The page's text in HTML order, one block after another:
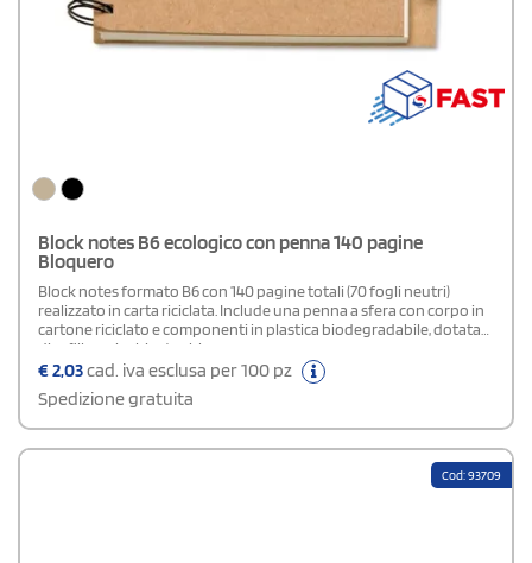
Block notes B6 ecologico con penna 140 pagine
Bloquero
Block notes formato B6 con 140 pagine totali (70 fogli neutri)
realizzato in carta riciclata. Include una penna a sfera con corpo in
cartone riciclato e componenti in plastica biodegradabile, dotata
di refill con inchiostro blu.
€2,03cad. iva esclusa per 100 pz
Spedizione gratuita
Cod: 93709